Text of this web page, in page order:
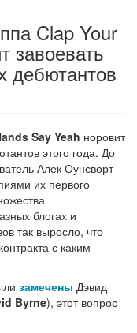
Clap Your
завоевать
дебютантов
Say Yeah норовит
этого года. До
Алек Оунсворт
их первого
блогах и
так выросло, что
с каким-
замечены Дэвид
Byrne), этот вопрос